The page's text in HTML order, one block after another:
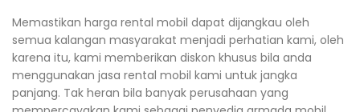
Memastikan harga rental mobil dapat dijangkau oleh
semua kalangan masyarakat menjadi perhatian kami, oleh
karena itu, kami memberikan diskon khusus bila anda
menggunakan jasa rental mobil kami untuk jangka
panjang. Tak heran bila banyak perusahaan yang